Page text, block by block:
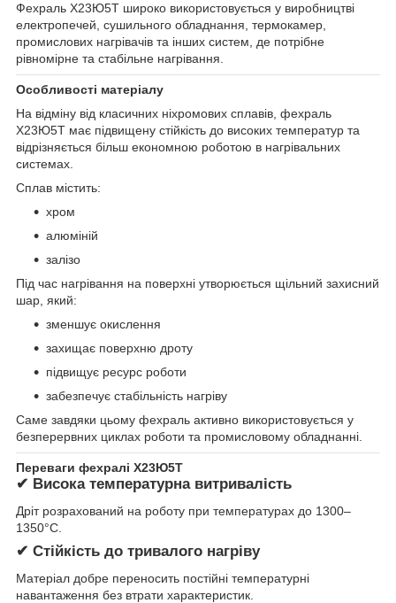
Фехраль Х23Ю5Т широко використовується у виробництві
електропечей, сушильного обладнання, термокамер,
промислових нагрівачів та інших систем, де потрібне
рівномірне та стабільне нагрівання.
Особливості матеріалу
На відміну від класичних ніхромових сплавів, фехраль
Х23Ю5Т має підвищену стійкість до високих температур та
відрізняється більш економною роботою в нагрівальних
системах.
Сплав містить:
хром
алюміній
залізо
Під час нагрівання на поверхні утворюється щільний захисний
шар, який:
зменшує окислення
захищає поверхню дроту
підвищує ресурс роботи
забезпечує стабільність нагріву
Саме завдяки цьому фехраль активно використовується у
безперервних циклах роботи та промисловому обладнанні.
Переваги фехралі Х23Ю5Т
✔ Висока температурна витривалість
Дріт розрахований на роботу при температурах до 1300–
1350°C.
✔ Стійкість до тривалого нагріву
Матеріал добре переносить постійні температурні
навантаження без втрати характеристик.